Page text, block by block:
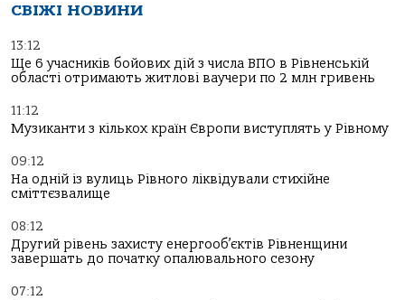
СВІЖІ НОВИНИ
13:12
Ще 6 учасників бойових дій з числа ВПО в Рівненській
області отримають житлові ваучери по 2 млн гривень
11:12
Музиканти з кількох країн Європи виступлять у Рівному
09:12
На одній із вулиць Рівного ліквідували стихійне
сміттєзвалище
08:12
Другий рівень захисту енергооб’єктів Рівненщини
завершать до початку опалювального сезону
07:12